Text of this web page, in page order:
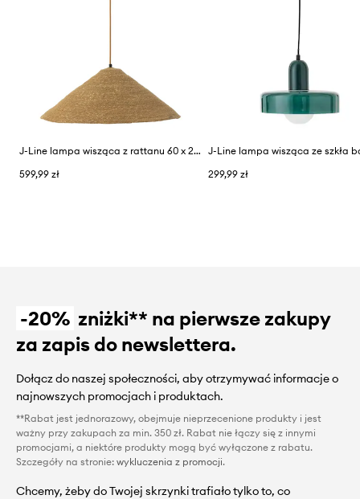
J-Line lampa wisząca z rattanu 60 x 20 cm
599,99 zł
299,99 zł
-20% zniżki** na pierwsze zakupy
za zapis do newslettera.
Dołącz do naszej społeczności, aby otrzymywać informacje o
najnowszych promocjach i produktach.
**Rabat jest jednorazowy, obejmuje nieprzecenione produkty i jest
ważny przy zakupach za min. 350 zł. Rabat nie łączy się z innymi
promocjami, a niektóre produkty mogą być wyłączone z rabatu.
Szczegóły na stronie: wykluczenia z promocji.
Chcemy, żeby do Twojej skrzynki trafiało tylko to, co